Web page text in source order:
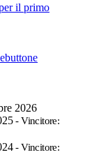
il primo
2026
- Vincitore:
- Vincitore: